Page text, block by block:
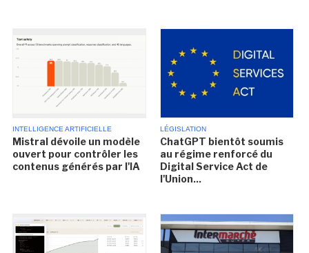
INTELLIGENCE ARTIFICIELLE
Mistral dévoile un modèle
ouvert pour contrôler les
contenus générés par l'IA
LÉGISLATION
ChatGPT bientôt soumis
au régime renforcé du
Digital Service Act de
l'Union...